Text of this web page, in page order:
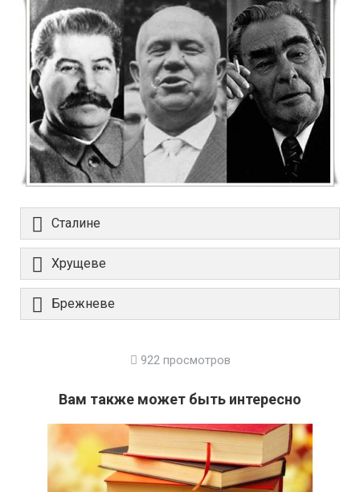
Сталине
Хрущеве
Брежневе
922 просмотров
Вам также может быть интересно